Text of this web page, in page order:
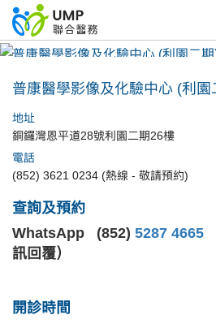
普康醫學影像及化驗中心 (利園二
普康醫學影像及化驗中心 (利園
地址
銅鑼灣恩平道28號利園二期26樓
電話
(852) 3621 0234 (熱線 - 敬請預約)
查詢及預約
WhatsApp (852) 5287 4665
訊回覆）
開診時間